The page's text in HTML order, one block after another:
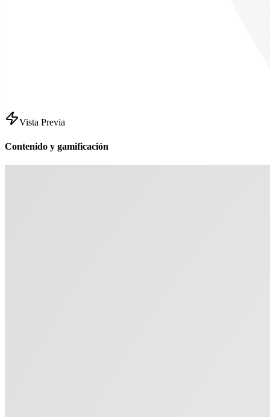
Vista Previa
Contenido y gamificación